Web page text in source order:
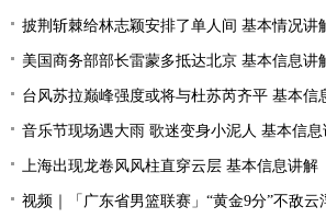
披荆斩棘给林志颖安排了单人间 基本情况讲
美国商务部部长雷蒙多抵达北京 基本信息讲
台风苏拉巅峰强度或将与杜苏芮齐平 基本信
音乐节现场遇大雨 歌迷变身小泥人 基本信息
上海出现龙卷风风柱直穿云层 基本信息讲解
视频｜「广东省男篮联赛」“黄金9分”不敌云浮，